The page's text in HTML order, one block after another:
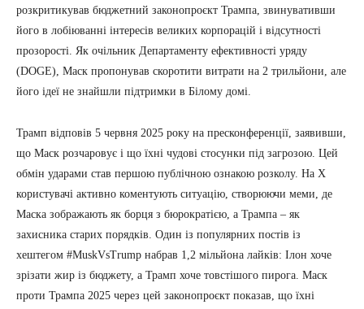
розкритикував бюджетний законопроєкт Трампа, звинувативши
його в лобіюванні інтересів великих корпорацій і відсутності
прозорості. Як очільник Департаменту ефективності уряду
(DOGE), Маск пропонував скоротити витрати на 2 трильйони, але
його ідеї не знайшли підтримки в Білому домі.
Трамп відповів 5 червня 2025 року на пресконференції, заявивши,
що Маск розчаровує і що їхні чудові стосунки під загрозою. Цей
обмін ударами став першою публічною ознакою розколу. На X
користувачі активно коментують ситуацію, створюючи меми, де
Маска зображають як борця з бюрократією, а Трампа – як
захисника старих порядків. Один із популярних постів із
хештегом #MuskVsTrump набрав 1,2 мільйона лайків: Ілон хоче
зрізати жир із бюджету, а Трамп хоче товстішого пирога. Маск
проти Трампа 2025 через цей законопроєкт показав, що їхні